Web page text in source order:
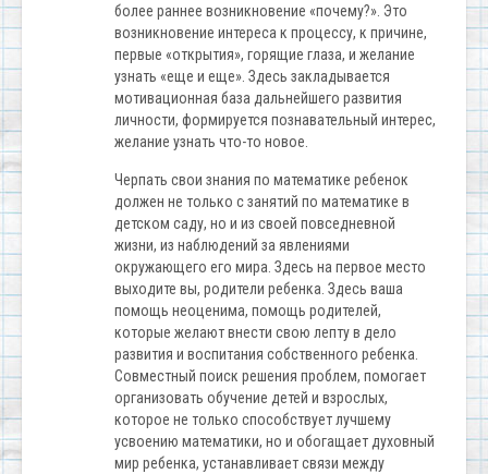
более раннее возникновение «почему?». Это
возникновение интереса к процессу, к причине,
первые «открытия», горящие глаза, и желание
узнать «еще и еще». Здесь закладывается
мотивационная база дальнейшего развития
личности, формируется познавательный интерес,
желание узнать что-то новое.
Черпать свои знания по математике ребенок
должен не только с занятий по математике в
детском саду, но и из своей повседневной
жизни, из наблюдений за явлениями
окружающего его мира. Здесь на первое место
выходите вы, родители ребенка. Здесь ваша
помощь неоценима, помощь родителей,
которые желают внести свою лепту в дело
развития и воспитания собственного ребенка.
Совместный поиск решения проблем, помогает
организовать обучение детей и взрослых,
которое не только способствует лучшему
усвоению математики, но и обогащает духовный
мир ребенка, устанавливает связи между